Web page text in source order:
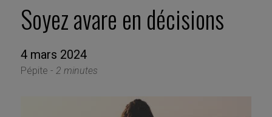
Soyez avare en décisions
4 mars 2024
Pépite - 2 minutes